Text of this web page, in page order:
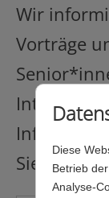
Wir
Vorträge
Infobrief
Sie sich
Diese
Betrieb
Analyse-